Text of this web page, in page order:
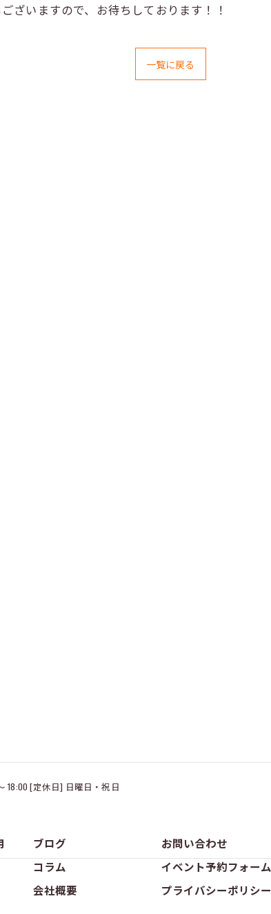
ざいますので、お待ちしております！！
一覧に戻る
18:00 [定休日] 日曜日・祝日
ブログ
コラム
会社概要
お問い合わせ
イベント予約フォーム
プライバシーポリシー